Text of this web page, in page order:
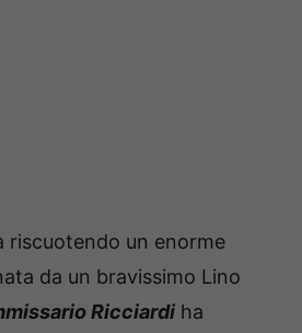
riscuotendo un enorme
da un bravissimo Lino
Ricciardi ha